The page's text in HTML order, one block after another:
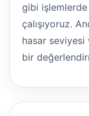
gibi
çalışıyoruz.
hasar seviyesi
bir